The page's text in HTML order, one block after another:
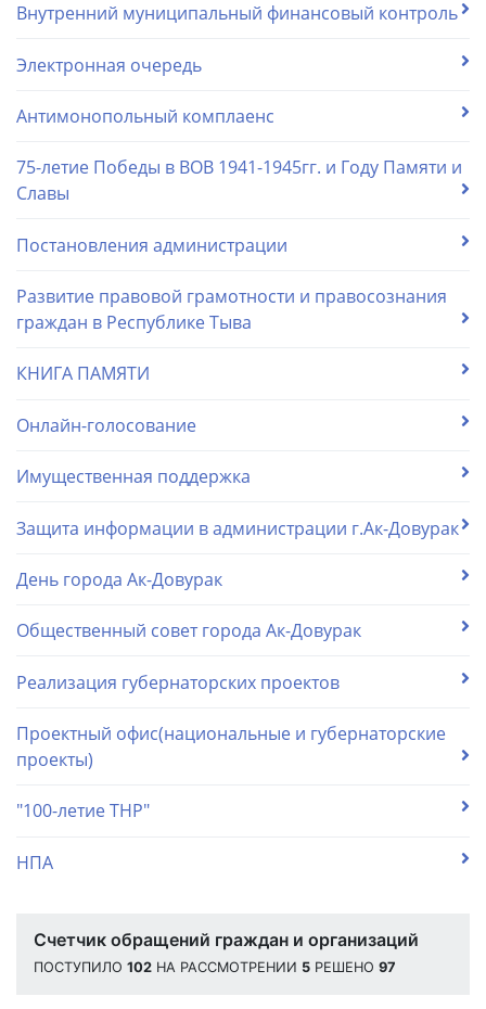
Внутренний муниципальный финансовый контроль
Электронная очередь
Антимонопольный комплаенс
75-летие Победы в ВОВ 1941-1945гг. и Году Памяти и
Славы
Постановления администрации
Развитие правовой грамотности и правосознания
граждан в Республике Тыва
КНИГА ПАМЯТИ
Онлайн-голосование
Имущественная поддержка
Защита информации в администрации г.Ак-Довурак
День города Ак-Довурак
Общественный совет города Ак-Довурак
Реализация губернаторских проектов
Проектный офис(национальные и губернаторские
проекты)
"100-летие ТНР"
НПА
Счетчик обращений граждан и организаций
ПОСТУПИЛО 102 НА РАССМОТРЕНИИ 5 РЕШЕНО 97